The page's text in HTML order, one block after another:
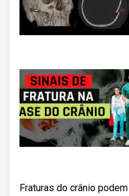
Fraturas do crânio